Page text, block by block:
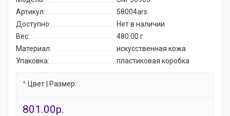
Артикул:
58004ars
Доступно:
Нет в наличии
Вес:
480.00 г
Материал:
искусственная кожа
Упаковка:
пластиковая коробка
Цвет | Размер:
801.00р.